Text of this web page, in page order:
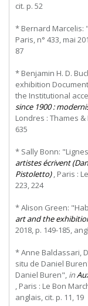
cit. p. 52
* Bernard Marcelis:
Paris, n° 433, mai
87
* Benjamin H. D.
exhibition
the Institutional
since 1900 :
Londres : Thames &
635
* Sally Bonn:
artistes écrivent
Pistoletto), Paris :
223, 224
* Alison Green:
art and the
2018, p. 149-185,
* Anne Baldassari,
situ de Daniel
Daniel Buren", in
, Paris : Le Bon
anglais, cit. p. 11, 19